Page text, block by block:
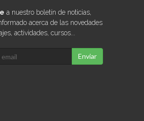
a nuestro boletín de noticias,
acerca de las novedades
actividades, cursos...
Enviar